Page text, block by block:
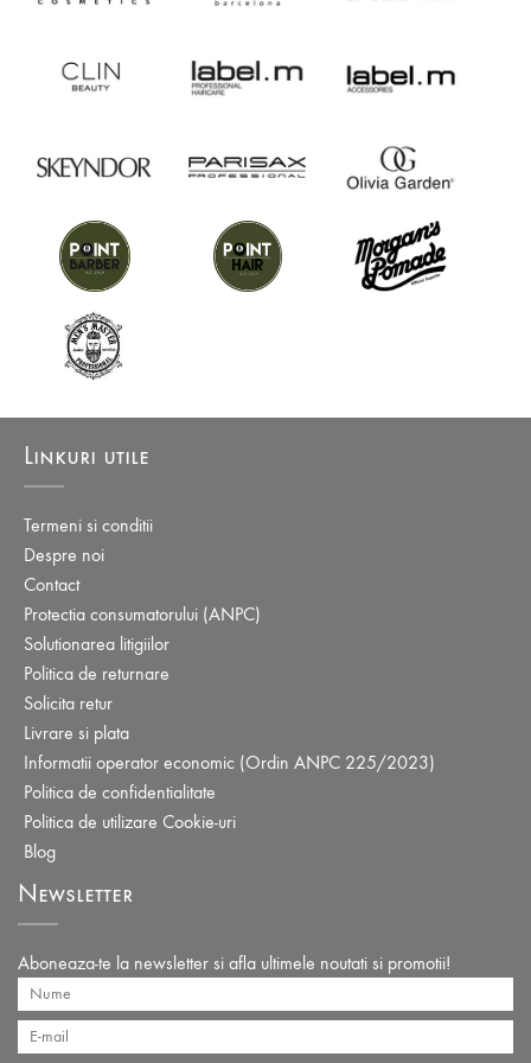
Activi de regenerare a parului - vitamina F, E, A, B8, B5, B7, etracte
Activi de repigmentare - citrat de bismut, sulf.
Linkuri utile
Termeni si conditii
Despre noi
Contact
Protectia consumatorului (ANPC)
Solutionarea litigiilor
Politica de returnare
Solicita retur
Livrare si plata
Informatii operator economic (Ordin ANPC 225/2023)
Politica de confidentialitate
Politica de utilizare Cookie-uri
Blog
Newsletter
Aboneaza-te la newsletter si afla ultimele noutati si promotii!